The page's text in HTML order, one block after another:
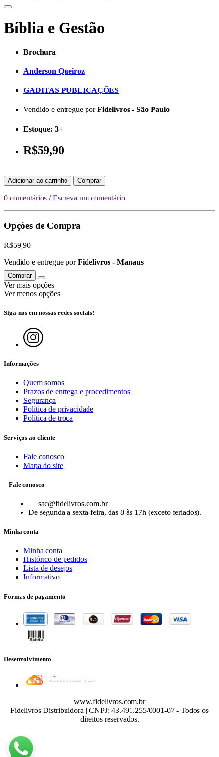
Bíblia e Gestão
Brochura
Anderson Queiroz
GADITAS PUBLICAÇÕES
Vendido e entregue porFidelivros - São Paulo
Estoque: 3+
R$59,90
Adicionar ao carrinho Comprar
0 comentários /Escreva um comentário
Opções de Compra
R$59,90
Vendido e entregue porFidelivros - Manaus
Comprar
Ver mais opções
Ver menos opções
Siga-nos em nossas redes sociais!
Informações
Quem somos
Prazos de entrega e procedimentos
Segurança
Política de privacidade
Política de troca
Serviços ao cliente
Fale conosco
Mapa do site
Fale conosco
sac@fidelivros.com.br
De segunda a sexta-feira, das 8 às 17h (exceto feriados).
Minha conta
Minha conta
Histórico de pedidos
Lista de desejos
Informativo
Formas de pagamento
Desenvolvimento
www.fidelivros.com.br
Fidelivros Distribuidora | CNPJ: 43.491.255/0001-07 - Todos os
direitos reservados.